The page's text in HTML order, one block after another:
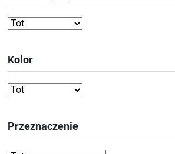
Kolor
Przeznaczenie